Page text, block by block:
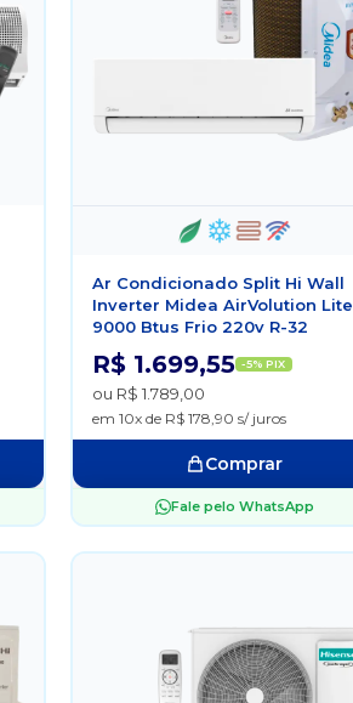
Ar Condicionado Split Hi Wall
Inverter Midea AirVolution Lite
9000 Btus Frio 220v R-32
R$ 1.699,55 -5% PIX
ou R$ 1.789,00
em 10x de R$ 178,90 s/ juros
Comprar
Fale pelo WhatsApp